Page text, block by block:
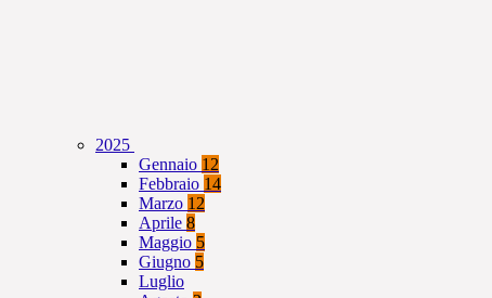
2025
Gennaio 12
Febbraio 14
Marzo 12
Aprile 8
Maggio 5
Giugno 5
Luglio